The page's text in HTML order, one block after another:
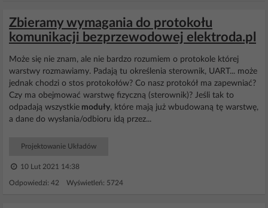
Zbieramy wymagania do protokołu
komunikacji bezprzewodowej elektroda.pl
Może się nie znam, ale nie bardzo rozumiem o protokole której
warstwy rozmawiamy. Padają tu określenia sterownik, UART... może
jednak chodzi o stos protokołów? Co nasz protokół ma zapewniać?
Czy ma obejmować warstwę fizyczną (sterownik)? Jeśli tak to
odpadają wszystkie moduły, które mają już wbudowaną tę warstwę,
a dane do wysłania/odbioru idą przez...
Projektowanie Układów
10 Lut 2021 14:38
Odpowiedzi: 42 Wyświetleń: 5724